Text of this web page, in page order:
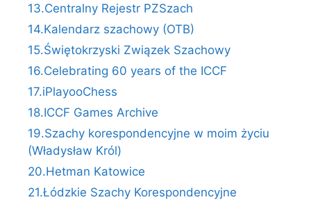
13.Centralny Rejestr PZSzach
14.Kalendarz szachowy (OTB)
15.Świętokrzyski Związek Szachowy
16.Celebrating 60 years of the ICCF
17.iPlayooChess
18.ICCF Games Archive
19.Szachy korespondencyjne w moim życiu
(Władysław Król)
20.Hetman Katowice
21.Łódzkie Szachy Korespondencyjne